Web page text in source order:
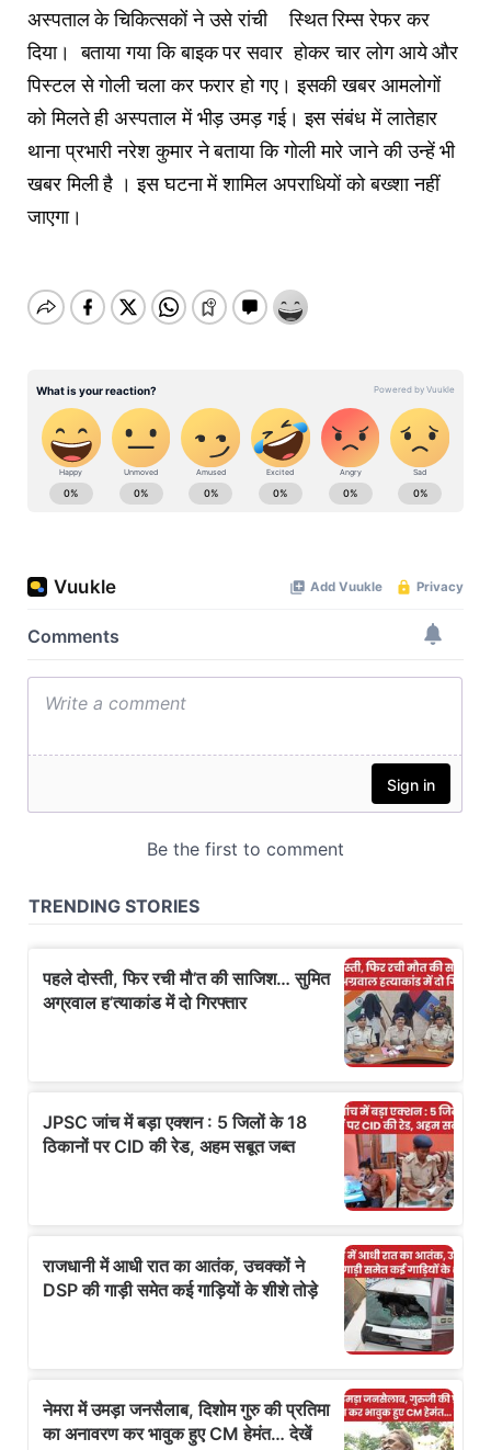
अस्पताल के चिकित्सकों ने उसे रांची स्थित रिम्स रेफर कर
दिया। बताया गया कि बाइक पर सवार होकर चार लोग आये और
पिस्टल से गोली चला कर फरार हो गए। इसकी खबर आमलोगों
को मिलते ही अस्पताल में भीड़ उमड़ गई। इस संबंध में लातेहार
थाना प्रभारी नरेश कुमार ने बताया कि गोली मारे जाने की उन्हें भी
खबर मिली है । इस घटना में शामिल अपराधियों को बख्शा नहीं
जाएगा।